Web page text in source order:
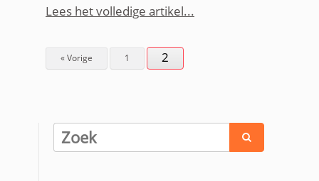
Lees het volledige artikel
« Vorige 1 2
